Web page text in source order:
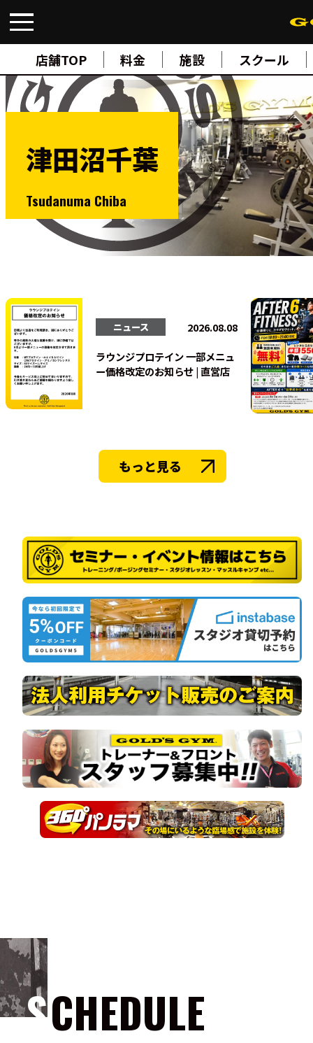
店舗TOP 料金 施設 スクール
FIND A GYM 店舗検索
ABOUT ゴールドジムについて
SUPPORTトレーニングサポート
SCHOOLスクール
STUDIO スタジオ
JOINご入会について
NEWSニュース
オンラインストア
法人会員
津田沼千葉
Tsudanuma Chiba
ニュース 2026.08.08
ラウンジプロテイン 一部メニュ
ー価格改定のお知らせ | 直営店
もっと見る
SCHEDULE